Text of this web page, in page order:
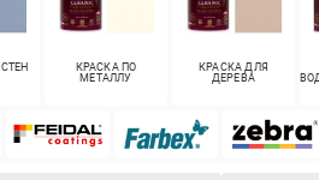
КРАСКА ПО
МЕТАЛЛУ
КРАСКА ДЛЯ
ДЕРЕВА